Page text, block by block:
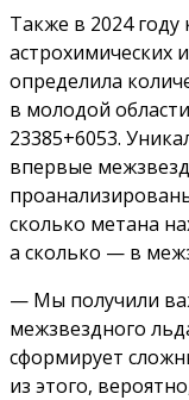
Также в 2024
астрохимических
определила
в молодой
23385+6053.
впервые
сколько метана
а сколько — в
— Мы получили
межзвездного
сформирует
из этого,